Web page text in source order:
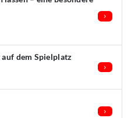
dem Spielplatz